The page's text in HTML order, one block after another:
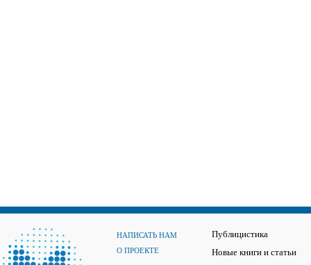
НАПИСАТЬ НАМ
О ПРОЕКТЕ
Публицистика
Новые книги и статьи